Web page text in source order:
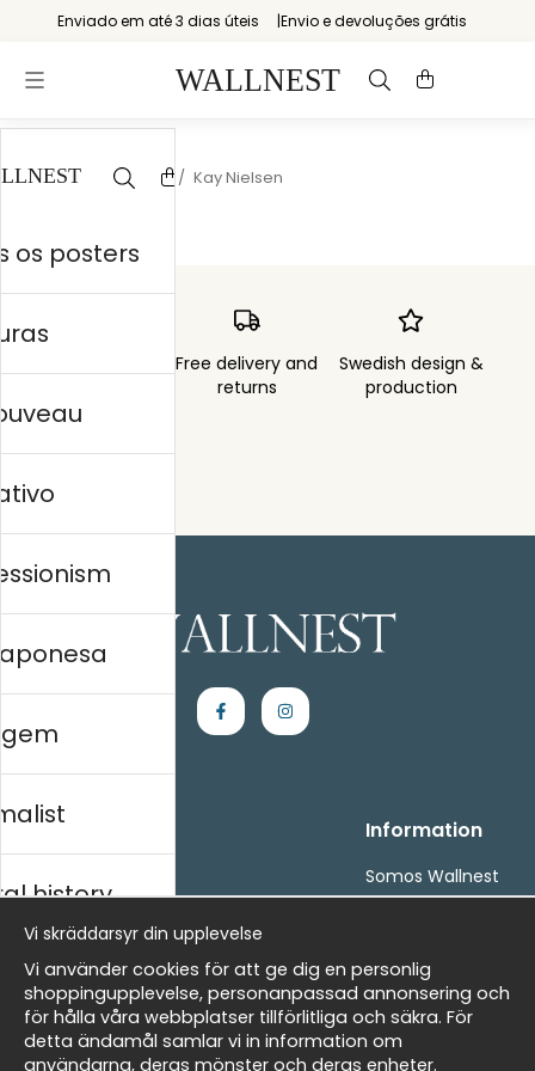
Enviado em até 3 dias úteis Envio e devoluções grátis
Início / Storytelling / Kay Nielsen
Free delivery and
returns
Swedish design &
production
Handla
Villkor
- Returer och återbetalningar
Om cookies
Mina favoriter
Information
Somos Wallnest
FAQ
Newsletter
os posters
history
Vi skräddarsyr din upplevelse
Vi använder cookies för att ge dig en personlig
shoppingupplevelse, personanpassad annonsering och
för hålla våra webbplatser tillförlitliga och säkra. För
detta ändamål samlar vi in information om
användarna, deras mönster och deras enheter.